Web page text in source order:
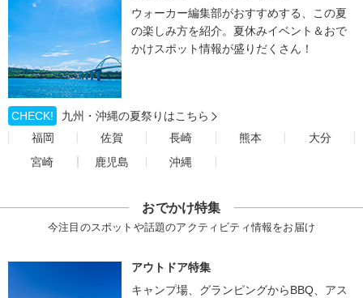
ウォーカー編集部がおすすめする、この夏
の楽しみ方を紹介。夏休みイベント＆おで
かけスポット情報が盛りだくさん！
CHECK!
九州・沖縄の夏祭りはこちら
福岡
佐賀 長崎 熊本
大分
宮崎
鹿児島 沖縄
おでかけ特集
今注目のスポットや話題のアクティビティ情報をお届け
アウトドア特集
キャンプ場、グランピングからBBQ、アス